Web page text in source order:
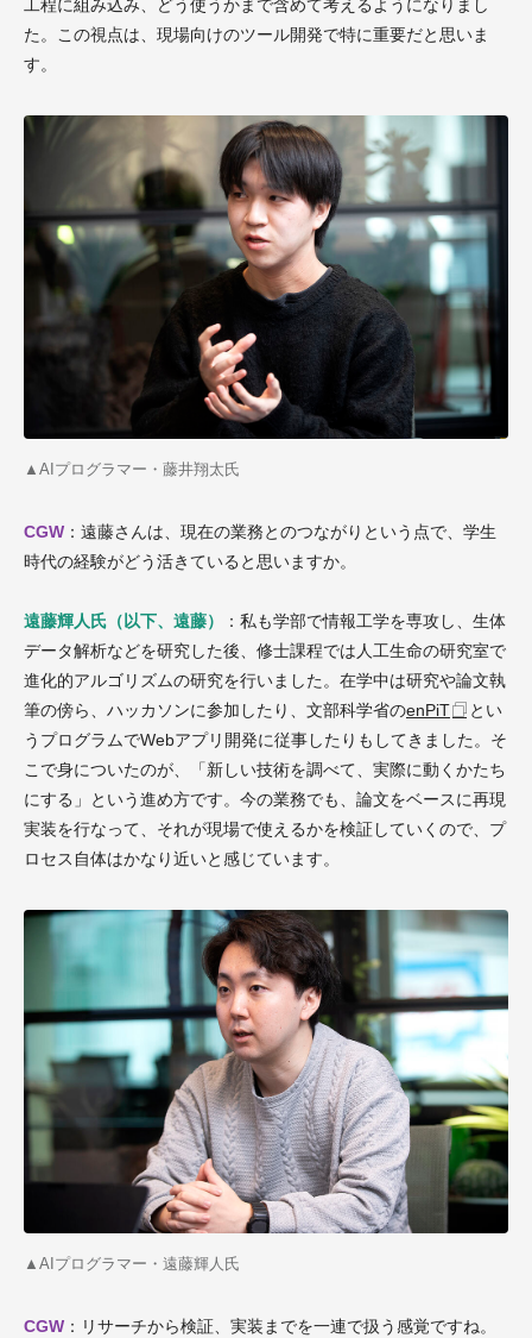
工程に組み込み、どう使うかまで含めて考えるようになりまし
た。この視点は、現場向けのツール開発で特に重要だと思いま
す。
▲AI プログラマー・藤井翔太氏
CGW ：遠藤さんは、現在の業務とのつながりという点で、学生
時代の経験がどう活きていると思いますか。
遠藤輝人氏（以下、遠藤）
：私も学部で情報工学を専攻し、生体
データ解析などを研究した後、修士課程では人工生命の研究室で
進化的アルゴリズムの研究を行いました。在学中は研究や論文執
筆の傍ら、ハッカソンに参加したり、文部科学省のenPiT
とい
うプログラムでWebアプリ開発に従事したりもしてきました。そ
こで身についたのが、「新しい技術を調べて、実際に動くかたち
にする」という進め方です。今の業務でも、論文をベースに再現
実装を行なって、それが現場で使えるかを検証していくので、プ
ロセス自体はかなり近いと感じています。
▲AI プログラマー・遠藤輝人氏
CGW ：リサーチから検証、実装までを一連で扱う感覚ですね。